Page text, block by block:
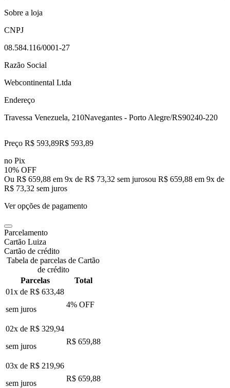
Sobre a loja
CNPJ
08.584.116/0001-27
Razão Social
Webcontinental Ltda
Endereço
Travessa Venezuela, 210Navegantes - Porto Alegre/RS90240-220
Preço R$ 593,89R$ 593,89
no Pix
10% OFF
Ou R$ 659,88 em 9x de R$ 73,32 sem jurosou R$ 659,88 em 9x de
R$ 73,32 sem juros
Ver opções de pagamento
Parcelamento
Cartão Luiza
Cartão de crédito
Tabela de parcelas de Cartão
de crédito
Parcelas
Total
01x de R$ 633,48
sem juros
4% OFF
02x de R$ 329,94
sem juros
R$ 659,88
03x de R$ 219,96
sem juros
R$ 659,88